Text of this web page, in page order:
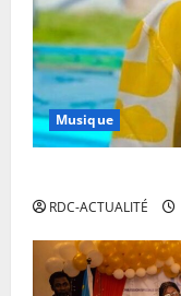
Musique
RDC-ACTUALITÉ